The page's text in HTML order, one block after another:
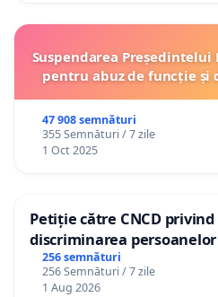
Suspendarea Președintelui
pentru abuz de funcție
47 908 semnături
355 Semnături / 7 zile
1 Oct 2025
Petiție către CNCD
discriminarea
către utilizatorul TikTok
256 semnături
256 Semnături / 7 zile
1 Aug 2026